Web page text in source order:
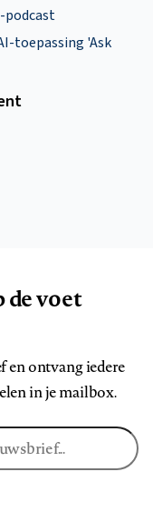
podcast
toepassing 'Ask
voet
en ontvang iedere
in je mailbox.